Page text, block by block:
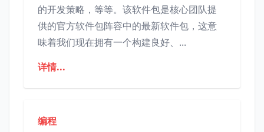
的开发策略，等等。该软件包是核心团队提
供的官方软件包阵容中的最新软件包，这意
味着我们现在拥有一个构建良好、...
详情...
编程